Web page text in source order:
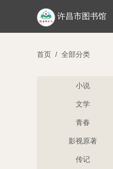
许昌市图书馆
首页 / 全部分类
小说
文学
青春
影视原著
传记